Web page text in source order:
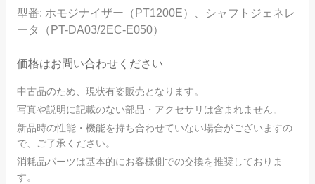
型番: ホモジナイザー（PT1200E）、シャフトジェネレ
ータ（PT-DA03/2EC-E050）
価格はお問い合わせください
中古品のため、現状有姿販売となります。
写真や説明に記載のない部品・アクセサリは含まれません。
新品時の性能・機能を持ち合わせていない場合がございますの
で、ご了承ください。
消耗品パーツは基本的にお客様側での交換を推奨しておりま
す。